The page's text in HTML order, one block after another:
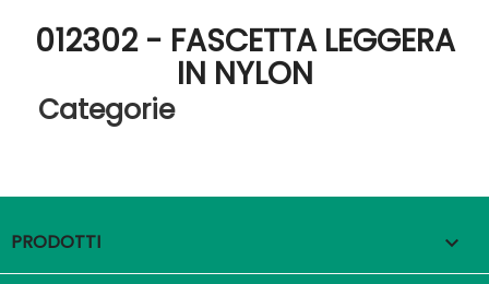
012302 - FASCETTA LEGGERA
IN NYLON
Categorie
PRODOTTI 